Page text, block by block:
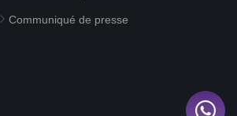
Communiqué de presse